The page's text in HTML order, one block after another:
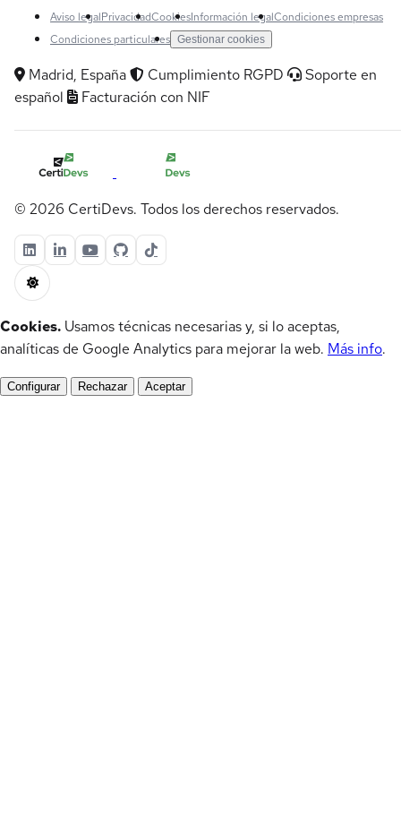
Aviso legalPrivacidadCookiesInformación legalCondiciones empresas
Condiciones particulares Gestionar cookies
Madrid, España Cumplimiento RGPD
Soporte en
español
Facturación con NIF
© 2026 CertiDevs. Todos los derechos reservados.
Cookies. Usamos técnicas necesarias y, si lo aceptas,
analíticas de Google Analytics para mejorar la web. Más info.
Configurar Rechazar Aceptar